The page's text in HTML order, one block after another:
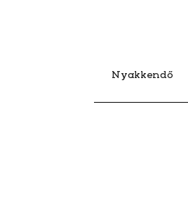
Nyakkendő